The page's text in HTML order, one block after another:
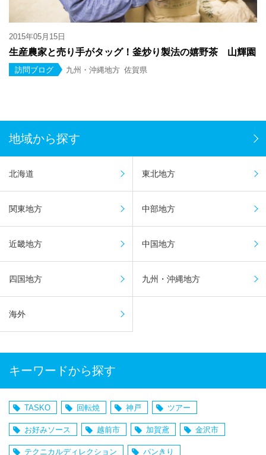
2015年05月15日
生産農家と売り手がタッグ！釜炒り製法の嬉野茶 山輝園
訪問ブログ 九州・沖縄地方 佐賀県
地域から探す
北海道 東北地方
関東地方 中部地方
近畿地方 中国地方
四国地方 九州・沖縄地方
海外
キーワードから探す
TASKO 回転焼 神戸 ツアー
お好みソース 越前市 加賀鳶 金沢市
テクニカルディレクション パンきり